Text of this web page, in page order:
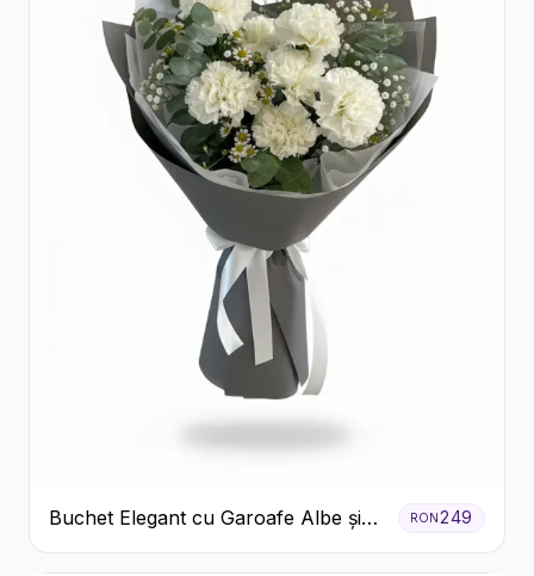
Buchet Elegant cu Garoafe Albe și
Eucalipt
RON249